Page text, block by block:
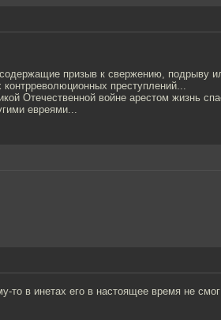
призыв к свержению, подрыву
преступлений...
Отечественной войне арестом жизнь
евреями...
то в инетах его в настоящее время не